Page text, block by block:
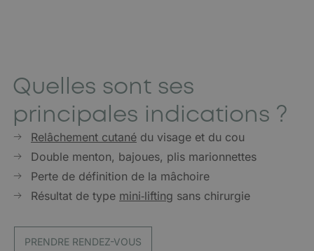
Quelles sont ses
principales indications ?
Relâchement cutané du visage et du cou
Double menton, bajoues, plis marionnettes
Perte de définition de la mâchoire
Résultat de type mini‑lifting sans chirurgie
PRENDRE RENDEZ-VOUS